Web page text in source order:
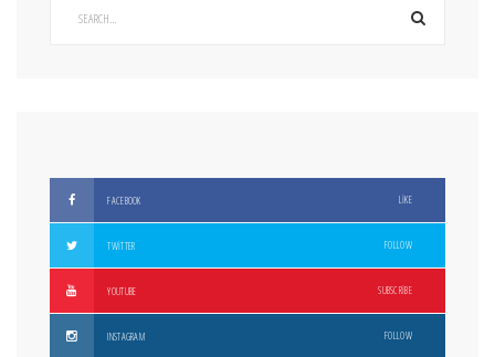
FACEBOOK LIKE
TWITTER FOLLOW
YOUTUBE SUBSCRIBE
INSTAGRAM FOLLOW